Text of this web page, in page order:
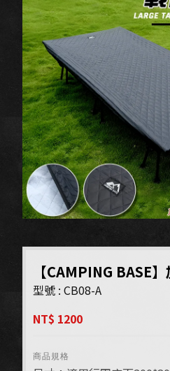
【CAMPING BASE
型號 : CB08-A
NT$ 1200
商品規格